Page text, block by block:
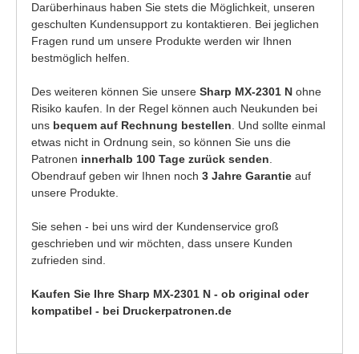
Darüberhinaus haben Sie stets die Möglichkeit, unseren
geschulten Kundensupport zu kontaktieren. Bei jeglichen
Fragen rund um unsere Produkte werden wir Ihnen
bestmöglich helfen.
Des weiteren können Sie unsere Sharp MX-2301 N ohne
Risiko kaufen. In der Regel können auch Neukunden bei
uns bequem auf Rechnung bestellen . Und sollte einmal
etwas nicht in Ordnung sein, so können Sie uns die
Patronen innerhalb 100 Tage zurück senden
Obendrauf geben wir Ihnen noch 3 Jahre Garantie auf
unsere Produkte.
Sie sehen - bei uns wird der Kundenservice groß
geschrieben und wir möchten, dass unsere Kunden
zufrieden sind.
Kaufen Sie Ihre Sharp MX-2301 N - ob original oder
kompatibel - bei Druckerpatronen.de